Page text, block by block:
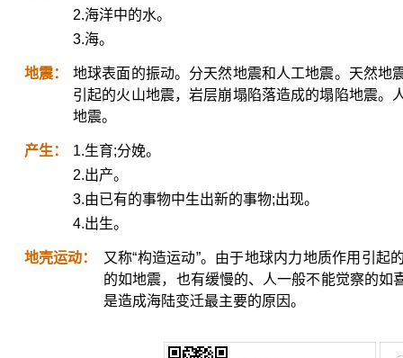
2.海洋中的水。
3.海。
地震：
地球表面的振动。分天然地震和人工地震。天然地
引起的火山地震，岩层崩塌陷落造成的塌陷地震。
地震。
产生：
1.生育;分娩。
2.出产。
3.由已有的事物中生出新的事物;出现。
4.出生。
地壳运动：
又称“构造运动”。由于地球内力地质作用引
的如地震，也有缓慢的、人一般不能觉察的如
是造成海陆变迁最主要的原因。